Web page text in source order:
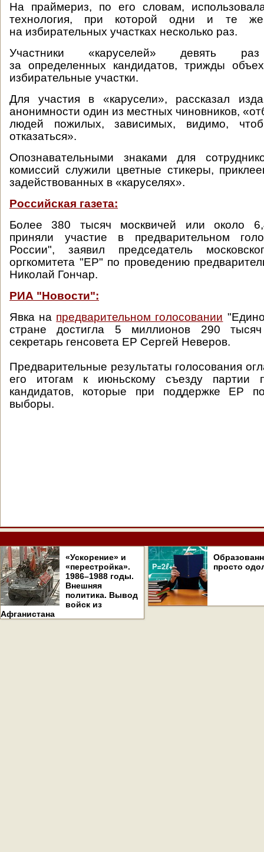
На праймериз, по его словам,
технология, при которой одни и те
на избирательных участках несколько раз.
Участники «каруселей» девять раз
за определенных кандидатов, трижды
избирательные участки.
Для участия в «карусели», рассказал
анонимности один из местных чиновников,
людей пожилых, зависимых, видимо,
отказаться».
Опознавательными знаками для
комиссий служили цветные стикеры,
задействованных в «каруселях».
Российская газета:
Более 380 тысяч москвичей или около
приняли участие в предварительном
России", заявил председатель
оргкомитета "ЕР" по проведению
Николай Гончар.
РИА "Новости":
Явка на предварительном голосовании
стране достигла 5 миллионов 290 тысяч
секретарь генсовета ЕР Сергей Неверов.
Предварительные результаты голосования
его итогам к июньскому съезду партии
кандидатов, которые при поддержке ЕР
выборы.
«Ускорение» и
«перестройка».
1986–1988 годы.
Внешняя
политика. Вывод
войск из
Афганистана
просто